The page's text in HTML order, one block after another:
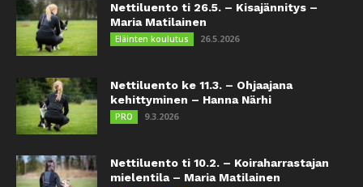
Nettiluento ti 26.5. – Kisajännitys –
Maria Matilainen
Eläinten koulutus 26.5.2026
Nettiluento ke 11.3. – Ohjaajana
kehittyminen – Hanna Närhi
PRO 9.3.2026
Nettiluento ti 10.2. – Koiraharrastajan
mielentila – Maria Matilainen